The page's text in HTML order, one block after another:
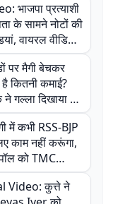
भाजपा प्रत्याशी
के सामने नोटों की
वायरल वीडियो
में उबाल,
महतो बोले- TMC
चाल
पर मैगी बेचकर
है कितनी कमाई?
गल्ला दिखाया तो
वालों के खड़े हो गए
में कभी RSS-BJP
काम नहीं करूंगा,
को TMC
में ले जाकर पीटा,
वायरल
Video: कुत्ते ने